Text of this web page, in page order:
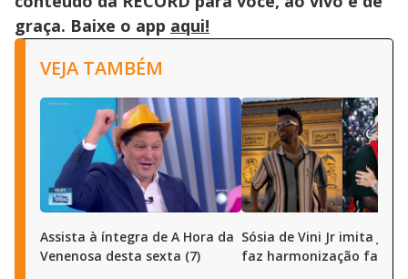
graça. Baixe o app aqui!
VEJA TAMBÉM
Assista à íntegra de A Hora da
Venenosa desta sexta (7)
Sósia de Vini Jr imita
faz harmonização facial